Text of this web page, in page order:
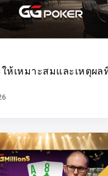
ให้เหมาะสมและเหตุผ